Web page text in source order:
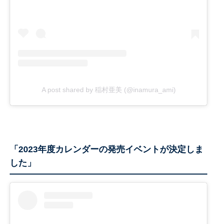
A post shared by 稲村亜美 (@inamura_ami)
「2023年度カレンダーの発売イベントが決定しま
した」